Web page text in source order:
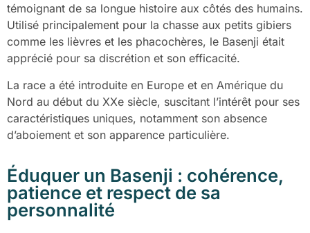
témoignant de sa longue histoire aux côtés des humains.
Utilisé principalement pour la chasse aux petits gibiers
comme les lièvres et les phacochères, le Basenji était
apprécié pour sa discrétion et son efficacité.
La race a été introduite en Europe et en Amérique du
Nord au début du XXe siècle, suscitant l’intérêt pour ses
caractéristiques uniques, notamment son absence
d’aboiement et son apparence particulière.
Éduquer un Basenji : cohérence,
patience et respect de sa
personnalité